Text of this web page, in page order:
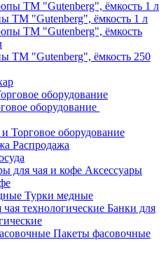
ТМ "Gutenberg", ёмкость 1 л
ТМ "Gutenberg", ёмкость 250
оборудование
Торговое оборудование
Распродажа
Аксессуары
Турки медные
Банки для
Пакеты фасовочные